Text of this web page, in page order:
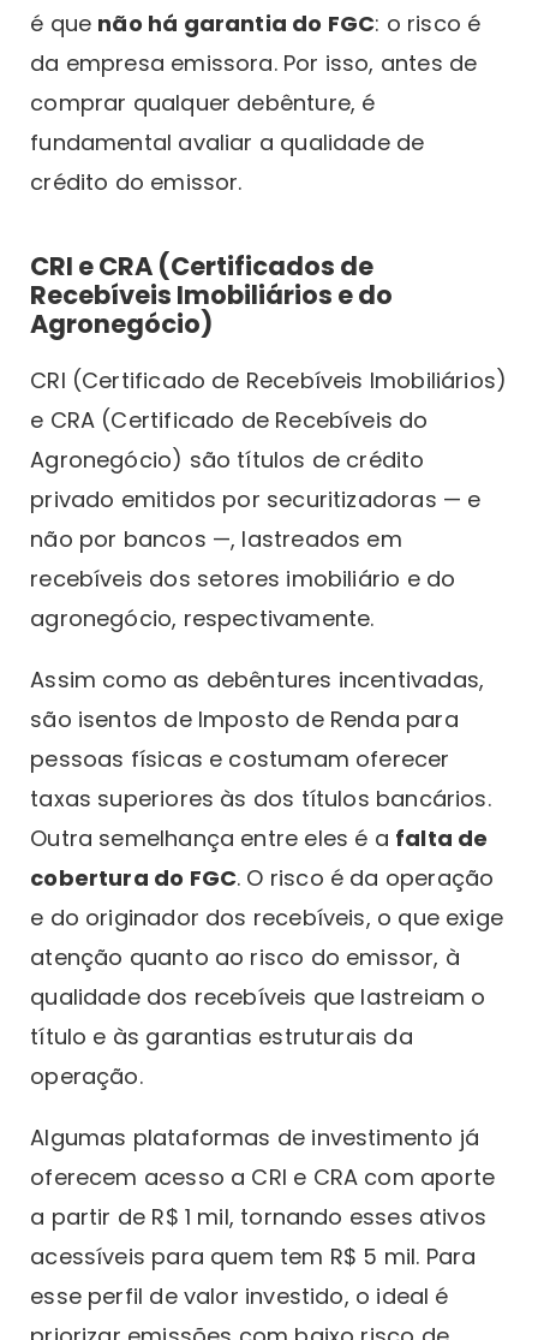
é que não há garantia do FGC: o risco é
da empresa emissora. Por isso, antes de
comprar qualquer debênture, é
fundamental avaliar a qualidade de
crédito do emissor.
CRI e CRA (Certificados de
Recebíveis Imobiliários e do
Agronegócio)
CRI (Certificado de Recebíveis Imobiliários)
e CRA (Certificado de Recebíveis do
Agronegócio) são títulos de crédito
privado emitidos por securitizadoras — e
não por bancos —, lastreados em
recebíveis dos setores imobiliário e do
agronegócio, respectivamente.
Assim como as debêntures incentivadas,
são isentos de Imposto de Renda para
pessoas físicas e costumam oferecer
taxas superiores às dos títulos bancários.
Outra semelhança entre eles é a falta de
cobertura do FGC. O risco é da operação
e do originador dos recebíveis, o que exige
atenção quanto ao risco do emissor, à
qualidade dos recebíveis que lastreiam o
título e às garantias estruturais da
operação.
Algumas plataformas de investimento já
oferecem acesso a CRI e CRA com aporte
a partir de R$ 1 mil, tornando esses ativos
acessíveis para quem tem R$ 5 mil. Para
esse perfil de valor investido, o ideal é